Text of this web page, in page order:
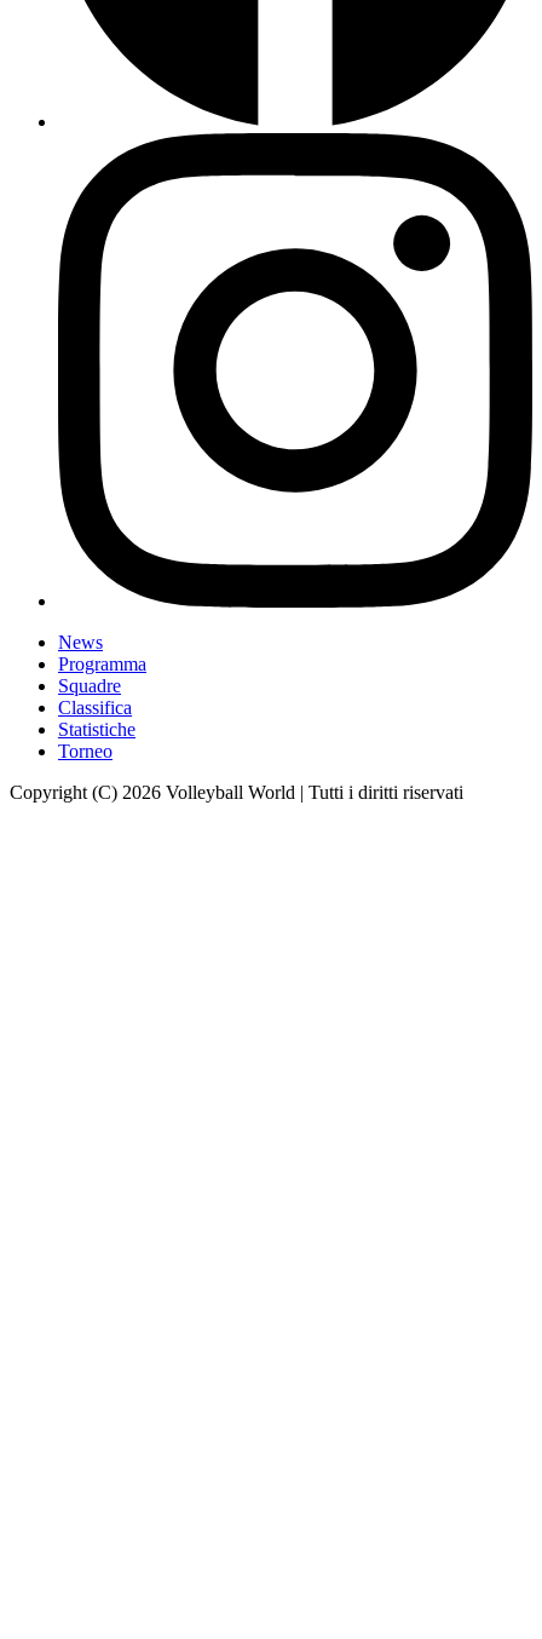
News
Programma
Squadre
Classifica
Statistiche
Torneo
Copyright (C) 2026 Volleyball World | Tutti i diritti riservati